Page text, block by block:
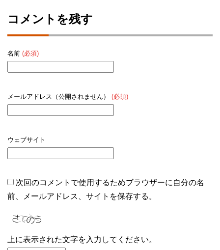
コメントを残す
名前 (必須)
メールアドレス（公開されません） (必須)
ウェブサイト
次回のコメントで使用するためブラウザーに自分の名
前、メールアドレス、サイトを保存する。
上に表示された文字を入力してください。